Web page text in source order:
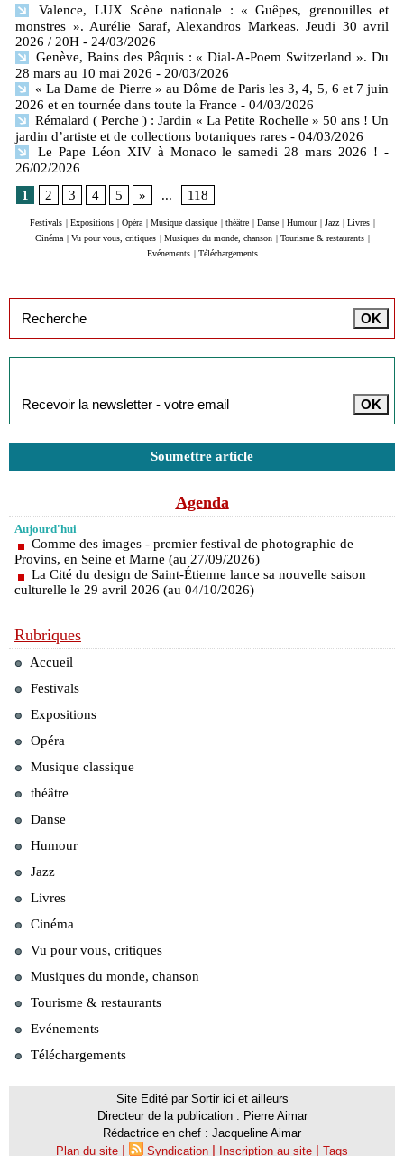
Valence, LUX Scène nationale : « Guêpes, grenouilles et
monstres ». Aurélie Saraf, Alexandros Markeas. Jeudi 30 avril
2026 / 20H - 24/03/2026
Genève, Bains des Pâquis : « Dial-A-Poem Switzerland ». Du
28 mars au 10 mai 2026 - 20/03/2026
« La Dame de Pierre » au Dôme de Paris les 3, 4, 5, 6 et 7 juin
2026 et en tournée dans toute la France - 04/03/2026
Rémalard ( Perche ) : Jardin « La Petite Rochelle » 50 ans ! Un
jardin d’artiste et de collections botaniques rares - 04/03/2026
Le Pape Léon XIV à Monaco le samedi 28 mars 2026 ! -
26/02/2026
1
2 3 4 5 » ... 118
Festivals Expositions Opéra Musique classique théâtre Danse Humour Jazz Livres
Cinéma
Vu pour vous, critiques Musiques du monde, chanson Tourisme & restaurants
Evénements
Téléchargements
Soumettre article
Agenda
Aujourd'hui
Comme des images - premier festival de photographie de
Provins, en Seine et Marne (au 27/09/2026)
La Cité du design de Saint-Étienne lance sa nouvelle saison
culturelle le 29 avril 2026 (au 04/10/2026)
Rubriques
Accueil
Festivals
Expositions
Opéra
Musique classique
théâtre
Danse
Humour
Jazz
Livres
Cinéma
Vu pour vous, critiques
Musiques du monde, chanson
Tourisme & restaurants
Evénements
Téléchargements
Site Edité par Sortir ici et ailleurs
Directeur de la publication : Pierre Aimar
Rédactrice en chef : Jacqueline Aimar
Plan du site | Syndication | Inscription au site | Tags